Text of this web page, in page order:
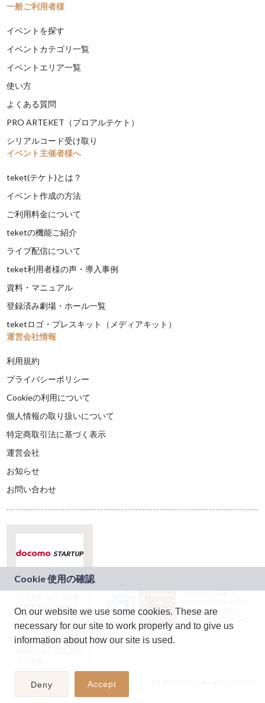
一般ご利用者様
イベントを探す
イベントカテゴリ一覧
イベントエリア一覧
使い方
よくある質問
PRO ARTEKET（プロアルテケト）
シリアルコード受け取り
イベント主催者様へ
teket(テケト)とは？
イベント作成の方法
ご利用料金について
teketの機能ご紹介
ライブ配信について
teket利用者様の声・導入事例
資料・マニュアル
登録済み劇場・ホール一覧
teketロゴ・プレスキット（メディアキット）
運営会社情報
利用規約
プライバシーポリシー
Cookieの利用について
個人情報の取り扱いについて
特定商取引法に基づく表示
運営会社
お知らせ
お問い合わせ
本サービスは、NTT
規事業創出プログラ
STARTUP」を通じて
企画され、株式会社
JASRAC許諾番号：
JASRAC許諾番号：
On our website we use some cookies. These are
necessary for our site to work properly and to give us
information about how our site is used.
Deny Accept